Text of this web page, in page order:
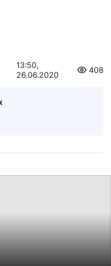
13:50,
26.06.2020
408